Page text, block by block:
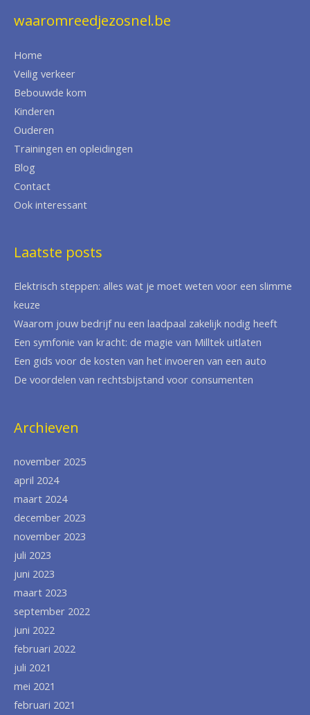
waaromreedjezosnel.be
Home
Veilig verkeer
Bebouwde kom
Kinderen
Ouderen
Trainingen en opleidingen
Blog
Contact
Ook interessant
Laatste posts
Elektrisch steppen: alles wat je moet weten voor een slimme
keuze
Waarom jouw bedrijf nu een laadpaal zakelijk nodig heeft
Een symfonie van kracht: de magie van Milltek uitlaten
Een gids voor de kosten van het invoeren van een auto
De voordelen van rechtsbijstand voor consumenten
Archieven
november 2025
april 2024
maart 2024
december 2023
november 2023
juli 2023
juni 2023
maart 2023
september 2022
juni 2022
februari 2022
juli 2021
mei 2021
februari 2021